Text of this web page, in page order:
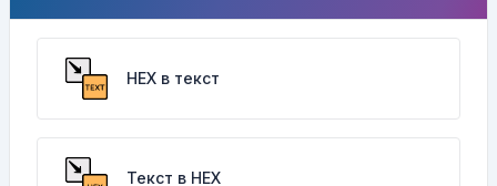
HEX в текст
Текст в HEX